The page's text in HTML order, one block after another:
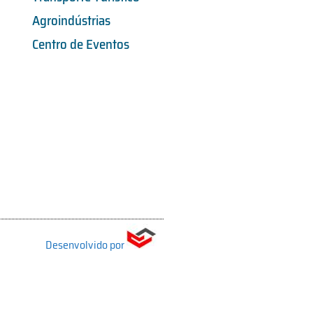
Agroindústrias
Centro de Eventos
Desenvolvido por